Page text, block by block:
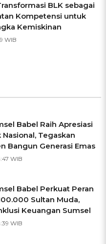
BLK sebagai
Kompetensi untuk
Kemiskinan
WIB
Babel Raih Apresiasi
Nasional, Tegaskan
Bangun Generasi Emas
WIB
Babel Perkuat Peran
Sultan Muda,
Keuangan Sumsel
WIB